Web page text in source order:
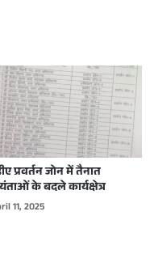
प्रवर्तन जोन में तैनात
के बदले कार्यक्षेत्र
11, 2025